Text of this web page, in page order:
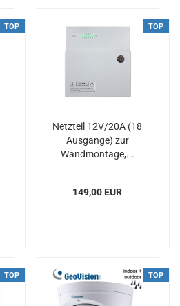
TOP TOP
Netzteil 12V/20A (18
Ausgänge) zur
Wandmontage,...
149,00 EUR
TOP TOP